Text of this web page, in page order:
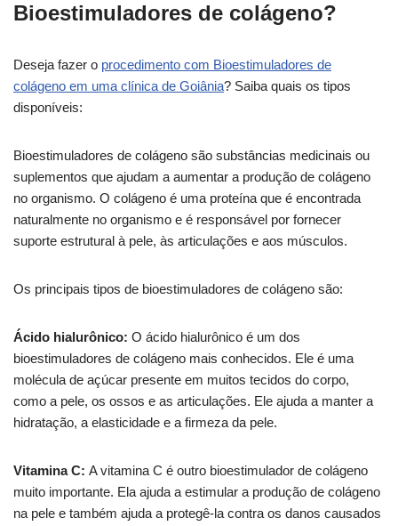
Bioestimuladores de colágeno?
Deseja fazer o procedimento com Bioestimuladores de
colágeno em uma clínica de Goiânia? Saiba quais os tipos
disponíveis:
Bioestimuladores de colágeno são substâncias medicinais ou
suplementos que ajudam a aumentar a produção de colágeno
no organismo. O colágeno é uma proteína que é encontrada
naturalmente no organismo e é responsável por fornecer
suporte estrutural à pele, às articulações e aos músculos.
Os principais tipos de bioestimuladores de colágeno são:
Ácido hialurônico: O ácido hialurônico é um dos
bioestimuladores de colágeno mais conhecidos. Ele é uma
molécula de açúcar presente em muitos tecidos do corpo,
como a pele, os ossos e as articulações. Ele ajuda a manter a
hidratação, a elasticidade e a firmeza da pele.
Vitamina C: A vitamina C é outro bioestimulador de colágeno
muito importante. Ela ajuda a estimular a produção de colágeno
na pele e também ajuda a protegê-la contra os danos causados